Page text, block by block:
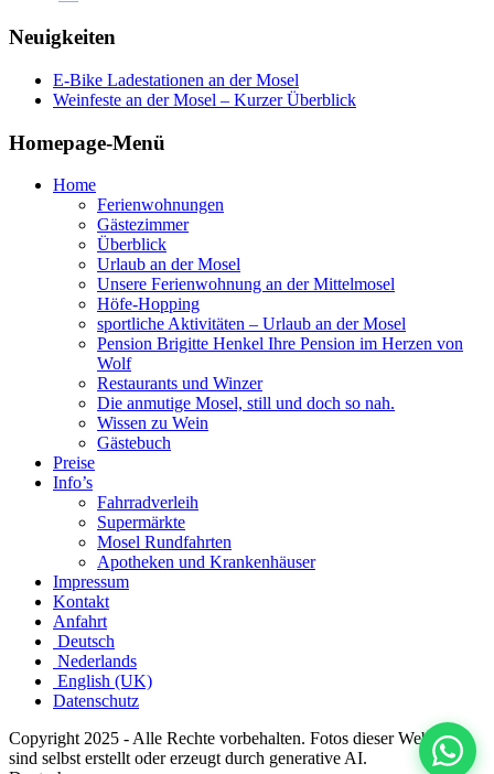
Neuigkeiten
E-Bike Ladestationen an der Mosel
Weinfeste an der Mosel – Kurzer Überblick
Homepage-Menü
Home
Ferienwohnungen
Gästezimmer
Überblick
Urlaub an der Mosel
Unsere Ferienwohnung an der Mittelmosel
Höfe-Hopping
sportliche Aktivitäten – Urlaub an der Mosel
Pension Brigitte Henkel Ihre Pension im Herzen von
Wolf
Restaurants und Winzer
Die anmutige Mosel, still und doch so nah.
Wissen zu Wein
Gästebuch
Preise
Info’s
Fahrradverleih
Supermärkte
Mosel Rundfahrten
Apotheken und Krankenhäuser
Impressum
Kontakt
Anfahrt
Deutsch
Nederlands
English (UK)
Datenschutz
Copyright 2025 - Alle Rechte vorbehalten. Fotos dieser Webseite
sind selbst erstellt oder erzeugt durch generative AI.